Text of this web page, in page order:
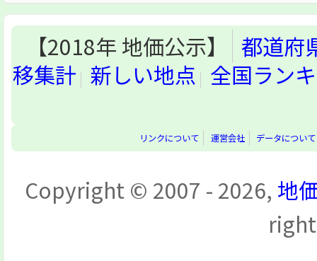
【2018年 地価公示】
都道府
移集計 新しい地点 全国ラン
リンクについて 運営会社 データについて
Copyright © 2007 - 2026, 地